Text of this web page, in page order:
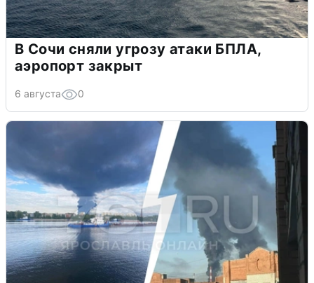
В Сочи сняли угрозу атаки БПЛА,
аэропорт закрыт
6 августа 0